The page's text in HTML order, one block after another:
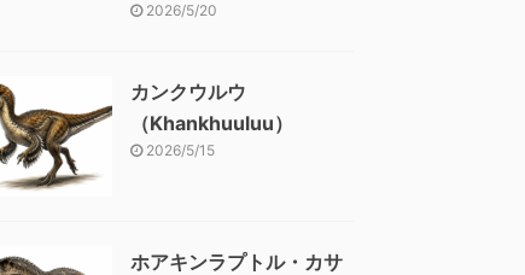
2026/5/20
カンクウルウ
（Khankhuuluu）
2026/5/15
ホアキンラプトル・カサ